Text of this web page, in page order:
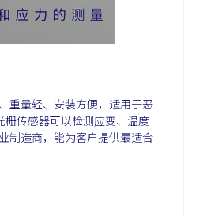
重量轻、安装方便，适用于恶
传感器可以检测应变、温度
制造商，能为客户提供最适合